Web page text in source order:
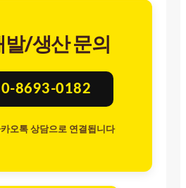
발/생산 문의
8693-0182
오톡 상담으로 연결됩니다